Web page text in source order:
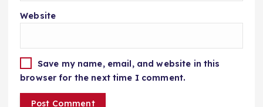
Website
Save my name, email, and website in this
browser for the next time I comment.